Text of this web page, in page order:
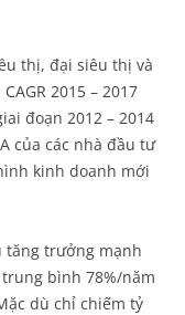
thị, đại siêu thị và
2015 – 2017
đoạn 2012 – 2014
của các nhà đầu tư
kinh doanh mới
tăng trưởng mạnh
bình 78%/năm
dù chỉ chiếm tỷ